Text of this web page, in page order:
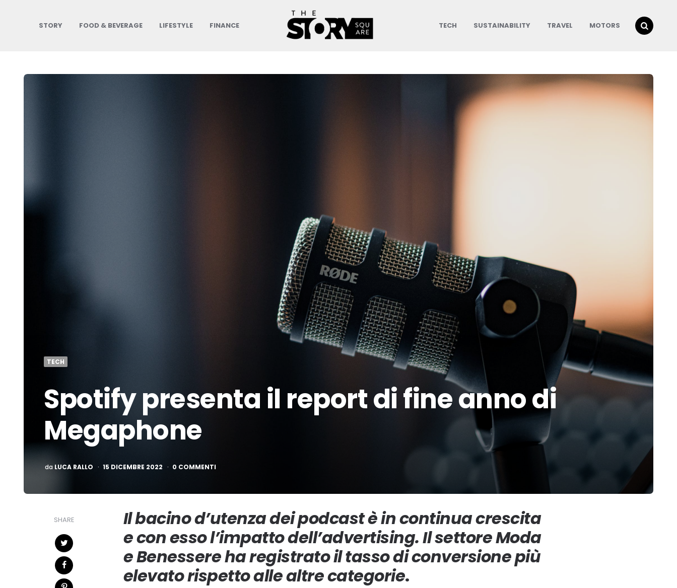
STORY FOOD & BEVERAGE LIFESTYLE FINANCE TECH SUSTAINABILITY TRAVEL MOTORS
TECH
Spotify presenta il report di fine anno di
Megaphone
PUBBLICATO
da LUCA RALLO 15 DICEMBRE 2022 0 COMMENTI
SHARE
Il bacino d’utenza dei podcast è in continua crescita
e con esso l’impatto dell’advertising. Il settore Moda
e Benessere ha registrato il tasso di conversione più
elevato rispetto alle altre categorie.